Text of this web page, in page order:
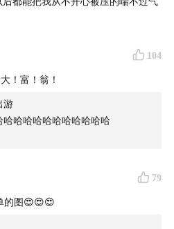
你自己，生活是关于创造你自
创作什么？这是一个非常非常
不回家，直接去尼泊尔学英语
原则都跟愤怒有关：恰恰因为
的十年，是理想的十年
104
！富！翁！
游
哈哈哈哈哈哈哈哈哈哈哈
79
的图😍😍😍